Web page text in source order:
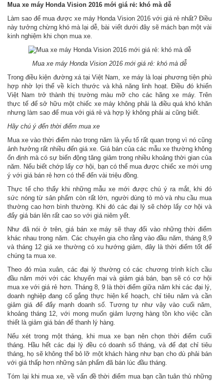
Mua xe máy Honda Vision 2016 mới giá rẻ: khó mà dễ
Làm sao để mua được xe máy Honda Vision 2016 với giá rẻ nhất? Điều
này tưởng chừng khó mà lại dễ, bài viết dưới đây sẽ mách bạn một vài
kinh nghiệm khi chọn mua xe.
Mua xe máy Honda Vision 2016 mới giá rẻ: khó mà dễ
Trong điều kiện đường xá tại Việt Nam, xe máy là loại phương tiện phù
hợp nhờ lợi thế về kích thước và khả năng linh hoạt. Điều đó khiến
Việt Nam trở thành thị trường màu mỡ cho các hãng xe máy. Trên
thực tế để sở hữu một chiếc xe máy không phải là điều quá khó khăn
nhưng làm sao để mua với giá rẻ và hợp lý không phải ai cũng biết.
Hãy chú ý đến thời điểm mua xe
Mua xe vào thời điểm nào trong năm là yếu tố rất quan trọng vì nó cũng
ảnh hưởng rất nhiều đến giá xe. Giá bán của các mẫu xe thường không
ổn định mà có sự biến động tăng giảm trong nhiều khoảng thời gian của
năm. Nếu biết chớp lấy cơ hội, bạn có thể mua được chiếc xe mới ưng
ý với giá bán rẻ hơn có thể đến vài triệu đồng.
Thực tế cho thấy khi những mẫu xe mới được chú ý ra mắt, khi đó
sức nóng từ sản phẩm còn rất lớn, người dùng tò mò và nhu cầu mua
thường cao hơn bình thường. Khi đó các đại lý sẽ chớp lấy cơ hội và
đẩy giá bán lên rất cao so với giá niêm yết.
Như đã nói ở trên, giá bán xe máy sẽ thay đổi vào những thời điểm
khác nhau trong năm. Các chuyên gia cho rằng vào đầu năm, tháng 8,9
và tháng 12 giá xe thường có xu hướng giảm, đây là thời điểm tốt để
chúng ta mua xe.
Theo đó mùa xuân, các đại lý thường có các chương trình kích cầu
đầu năm mới với các khuyến mại và giảm giá bán, bạn sẽ có cơ hội
mua xe với giá rẻ hơn. Tháng 8, 9 là thời điểm giữa năm khi các đại lý,
doanh nghiệp đang cố gắng thực hiện kế hoạch, chỉ tiêu năm và cần
giảm giá để đẩy mạnh doanh số. Tương tự như vậy vào cuối năm,
khoảng tháng 12, với mong muốn giảm lượng hàng tồn kho việc cần
thiết là giảm giá bán để thanh lý hàng.
Nếu xét trong một tháng, khi mua xe bạn nên chọn thời điểm cuối
tháng. Hầu hết các đại lý đều có doanh số tháng, và để đạt chỉ tiêu
tháng, họ sẽ không thể bỏ lỡ một khách hàng như bạn cho dù phải bán
với giá thấp hơn những sản phẩm đã bán lúc đầu tháng.
Tóm lại khi mua xe, về vấn đề thời điểm mua bạn cần tuân thủ những